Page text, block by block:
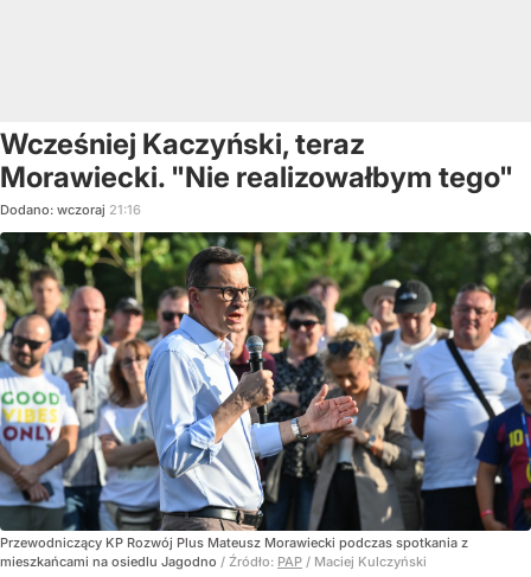
Wcześniej Kaczyński, teraz
Morawiecki. "Nie realizowałbym tego"
Dodano: wczoraj 21:16
Przewodniczący KP Rozwój Plus Mateusz Morawiecki podczas spotkania z
mieszkańcami na osiedlu Jagodno / Źródło: PAP / Maciej Kulczyński